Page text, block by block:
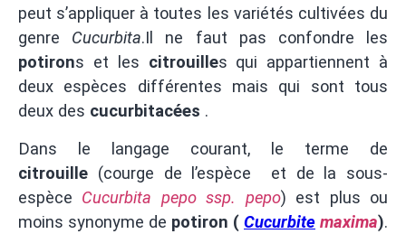
peut s’appliquer à toutes les variétés cultivées du
genre Cucurbita.Il ne faut pas confondre les
potirons et les citrouilles qui appartiennent à
deux espèces différentes mais qui sont tous
deux des cucurbitacées .
Dans le langage courant, le terme de
citrouille (courge de l’espèce et de la sous-
espèce Cucurbita pepossp. pepo) est plus ou
moins synonyme de potiron ( Cucurbite maxima).